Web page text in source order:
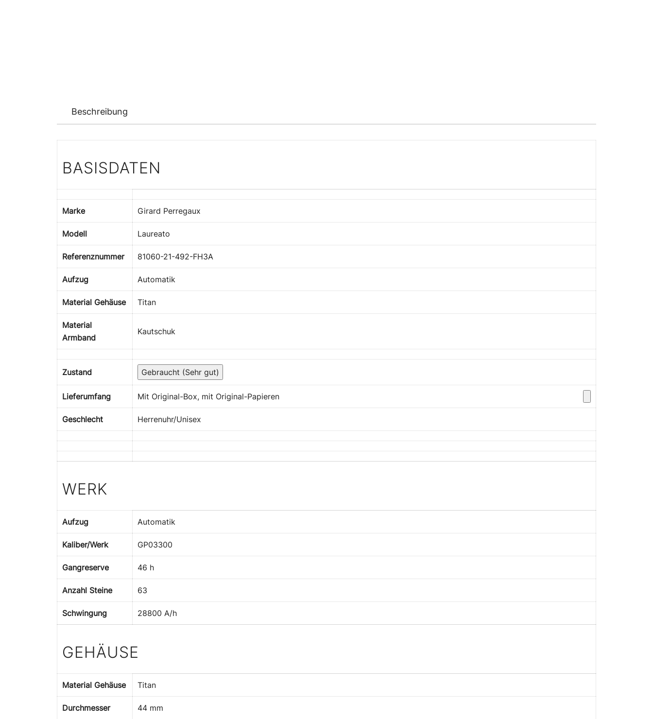
Beschreibung
BASISDATEN
Marke Girard Perregaux
Modell Laureato
Referenznummer 81060-21-492-FH3A
Aufzug Automatik
Material Gehäuse Titan
Material
Armband
Kautschuk
Zustand Gebraucht (Sehr gut)
Lieferumfang Mit Original-Box, mit Original-Papieren
Geschlecht Herrenuhr/Unisex
WERK
Aufzug Automatik
Kaliber/Werk GP03300
Gangreserve 46 h
Anzahl Steine 63
Schwingung 28800 A/h
GEHÄUSE
Material Gehäuse Titan
Durchmesser 44 mm